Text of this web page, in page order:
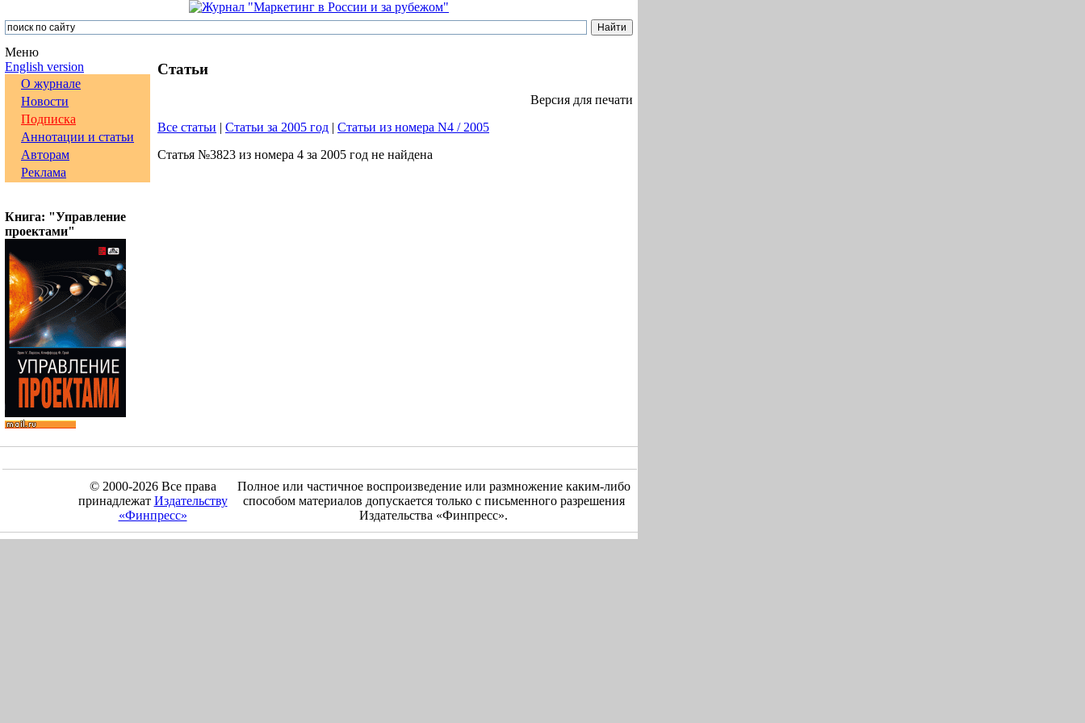
Меню
English version
О журнале
Новости
Подписка
Аннотации и статьи
Авторам
Реклама
Книга: "Управление
проектами"
Статьи
Версия для печати
Все статьи | Статьи за 2005 год | Статьи из номера N4 / 2005
Статья №3823 из номера 4 за 2005 год не найдена
© 2000-2026 Все права
принадлежат Издательству
«Финпресс»
Полное или частичное воспроизведение или размножение каким-либо
способом материалов допускается только с письменного разрешения
Издательства «Финпресс».